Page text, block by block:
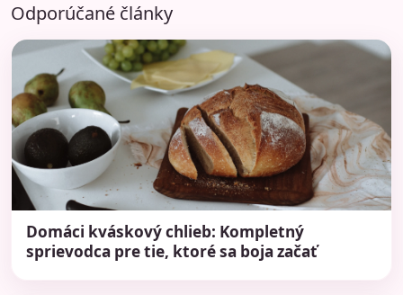
Odporúčané články
Domáci kváskový chlieb: Kompletný
sprievodca pre tie, ktoré sa boja začať